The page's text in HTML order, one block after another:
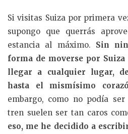
Si visitas Suiza por primera
supongo que querrás
estancia al máximo. Sin
forma de moverse por
llegar a cualquier lugar,
hasta el mismísimo
embargo, como no podía
tren suelen ser tan caros
eso, me he decidido a